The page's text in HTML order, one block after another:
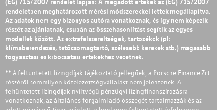
rendeletben meghatározott mérési módszerekkel lettek megállapítva.
Az adatok nem egy bizonyos autóra vonatkoznak, és így nem képezik
részét az ajánlatnak, csupán az összehasonlítást segítik az egyes
modellek között. Az extrafelszereltségek, tartozékok (pl:
klímaberendezés, tetőcsomagtartó, szélesebb kerekek stb.) magasabb
fogyasztási és kibocsátási értékekhez vezetnek.
** A feltüntetett lízingdíjak tájékoztató jellegűek, a Porsche Finance Zrt.
részéről semmilyen kötelezettségvállalást nem jelentenek. A
feltüntetett lízingdíjak nyíltvégű pénzügyi lízingfinanszírozásra
vonatkoznak, az általános forgalmi adó összegét tartalmazzák és az